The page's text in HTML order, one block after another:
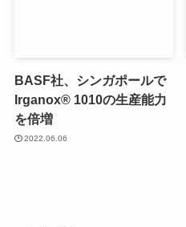
BASF社、シンガポールで
Irganox® 1010の生産能力
を倍増
2022.06.06